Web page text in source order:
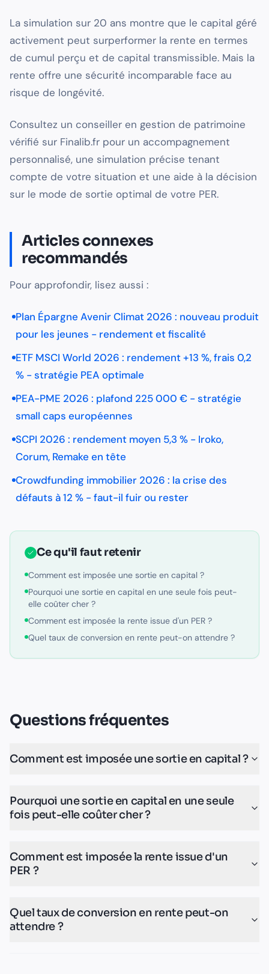
La simulation sur 20 ans montre que le capital géré
activement peut surperformer la rente en termes
de cumul perçu et de capital transmissible. Mais la
rente offre une sécurité incomparable face au
risque de longévité.
Consultez un conseiller en gestion de patrimoine
vérifié sur Finalib.fr pour un accompagnement
personnalisé, une simulation précise tenant
compte de votre situation et une aide à la décision
sur le mode de sortie optimal de votre PER.
Articles connexes
recommandés
Pour approfondir, lisez aussi :
Plan Épargne Avenir Climat 2026 : nouveau produit
pour les jeunes - rendement et fiscalité
ETF MSCI World 2026 : rendement +13 %, frais 0,2
% - stratégie PEA optimale
PEA-PME 2026 : plafond 225 000 € - stratégie
small caps européennes
SCPI 2026 : rendement moyen 5,3 % - Iroko,
Corum, Remake en tête
Crowdfunding immobilier 2026 : la crise des
défauts à 12 % - faut-il fuir ou rester
Ce qu'il faut retenir
Comment est imposée une sortie en capital ?
Pourquoi une sortie en capital en une seule fois peut-
elle coûter cher ?
Comment est imposée la rente issue d'un PER ?
Quel taux de conversion en rente peut-on attendre ?
Questions fréquentes
Comment est imposée une sortie en capital ?
Pourquoi une sortie en capital en une seule
fois peut-elle coûter cher ?
Comment est imposée la rente issue d'un
PER ?
Quel taux de conversion en rente peut-on
attendre ?